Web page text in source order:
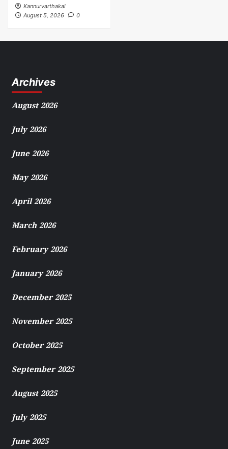
Kannurvarthakal
August 5, 2026
0
Archives
August 2026
July 2026
June 2026
May 2026
April 2026
March 2026
February 2026
January 2026
December 2025
November 2025
October 2025
September 2025
August 2025
July 2025
June 2025